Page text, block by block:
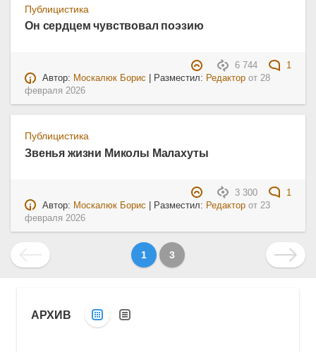
Публицистика
Он сердцем чувствовал поэзию
6 744
1
Автор: Москалюк Борис | Разместил: Редактор от28
февраля 2026
Публицистика
Звенья жизни Миколы Малахуты
3 300
1
Автор: Москалюк Борис | Разместил: Редактор от 23
февраля 2026
1 3
АРХИВ